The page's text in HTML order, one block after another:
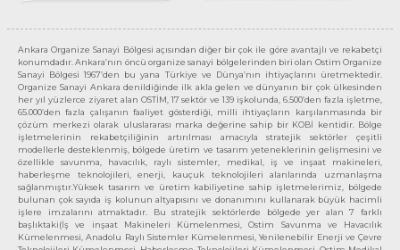
Ankara Organize Sanayi Bölgesi açısından diğer bir çok ile göre avantajlı ve rekabetçi
konumdadır. Ankara’nın öncü organize sanayi bölgelerinden biri olan Ostim Organize
Sanayi Bölgesi 1967’den bu yana Türkiye ve Dünya’nın ihtiyaçlarını üretmektedir.
Organize Sanayi Ankara denildiğinde ilk akla gelen ve dünyanın bir çok ülkesinden
her yıl yüzlerce ziyaret alan OSTİM, 17 sektör ve 139 işkolunda, 6.500’den fazla işletme,
65.000’den fazla çalışanın faaliyet gösterdiği, milli ihtiyaçların karşılanmasında bir
çözüm merkezi olarak uluslararası marka değerine sahip bir KOBİ kentidir. Bölge
işletmelerinin rekabetçiliğinin artırılması amacıyla stratejik sektörler çeşitli
modellerle desteklenmiş, bölgede üretim ve tasarım yeteneklerinin gelişmesini ve
özellikle savunma, havacılık, raylı sistemler, medikal, iş ve inşaat makineleri,
haberleşme teknolojileri, enerji, kauçuk teknolojileri alanlarında uzmanlaşma
sağlanmıştır.Yüksek tasarım ve üretim kabiliyetine sahip işletmelerimiz, bölgede
bulunan çok sayıda iş kolunun altyapısını ve donanımını kullanarak büyük hacimli
işlere imzalarını atmaktadır. Bu stratejik sektörlerde bölgede yer alan 7 farklı
başlıktaki(İş ve inşaat Makineleri Kümelenmesi, Ostim Savunma ve Havacılık
Kümelenmesi, Anadolu Raylı Sistemler Kümelenmesi, Yenilenebilir Enerji ve Çevre